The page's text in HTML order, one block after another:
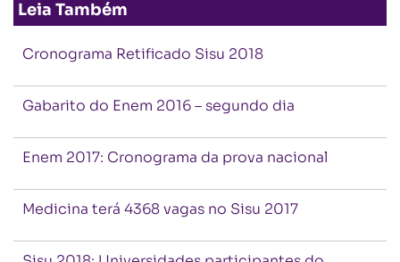
Leia Também
Cronograma Retificado Sisu 2018
Gabarito do Enem 2016 – segundo dia
Enem 2017: Cronograma da prova nacional
Medicina terá 4368 vagas no Sisu 2017